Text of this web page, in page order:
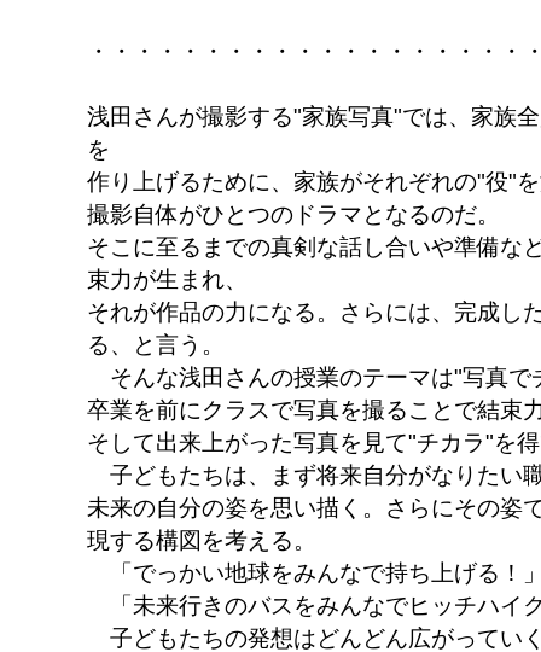
・・・・・・・・・・・・・・・・・・・
浅田さんが撮影する"家族写真"では、家族
を
作り上げるために、家族がそれぞれの"役"
撮影自体がひとつのドラマとなるのだ。
そこに至るまでの真剣な話し合いや準備な
束力が生まれ、
それが作品の力になる。さらには、完成し
る、と言う。
そんな浅田さんの授業のテーマは"写真で
卒業を前にクラスで写真を撮ることで結束
そして出来上がった写真を見て"チカラ"を
子どもたちは、まず将来自分がなりたい
未来の自分の姿を思い描く。さらにその姿
現する構図を考える。
「でっかい地球をみんなで持ち上げる！
「未来行きのバスをみんなでヒッチハイ
子どもたちの発想はどんどん広がってい